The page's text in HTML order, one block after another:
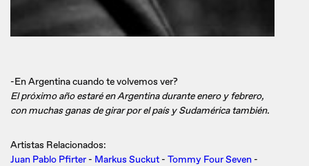
-En Argentina cuando te volvemos ver?
El próximo año estaré en Argentina durante enero y febrero,
con muchas ganas de girar por el país y Sudamérica también.
Artistas Relacionados:
Juan Pablo Pfirter - Markus Suckut - Tommy Four Seven -